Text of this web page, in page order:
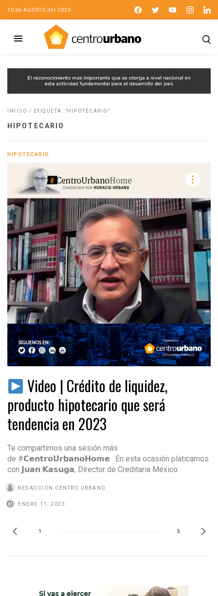
10 de AGOSTO del 2026
INICIO / ETIQUETA: "HIPOTECARIO"
HIPOTECARIO
HIPOTECARIO
Video | Crédito de liquidez,
producto hipotecario que será
tendencia en 2023
Te compartimos una sesión más
de #𝗖𝗲𝗻𝘁𝗿𝗼𝗨𝗿𝗯𝗮𝗻𝗼𝗛𝗼𝗺𝗲. En esta ocasión platicamos
con 𝗝𝘂𝗮𝗻 𝗞𝗮𝘀𝘂𝗴𝗮, Director de Creditaria México.
REDACCIÓN CENTRO URBANO
ENERO 11, 2023
1 5